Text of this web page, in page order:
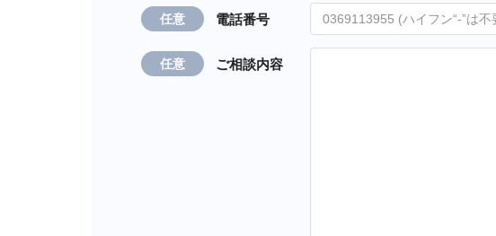
任意 電話番号
任意 ご相談内容